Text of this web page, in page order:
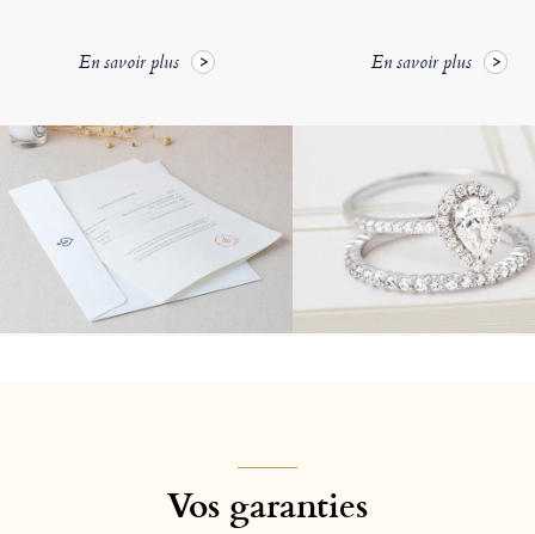
En savoir plus En savoir plus
Vos garanties